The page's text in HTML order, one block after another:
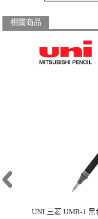
相關商品
UNI 三菱 UMR-1 黑